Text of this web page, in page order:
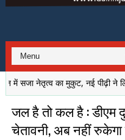
नेतृत्व का मुकुट, नई पीढ़ी ने लिया
जल है तो कल है : डीएम
चेतावनी, अब नहीं